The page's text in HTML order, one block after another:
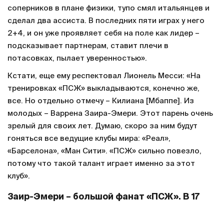
соперников в плане физики, тупо смял итальянцев и
сделал два ассиста. В последних пяти играх у него
2+4, и он уже проявляет себя на поле как лидер –
подсказывает партнерам, ставит плечи в
потасовках, пылает уверенностью».
Кстати, еще ему респектовал Лионель Месси: «На
тренировках «ПСЖ» выкладываются, конечно же,
все. Но отдельно отмечу – Килиана [Мбаппе]. Из
молодых – Варрена Заира-Эмери. Этот парень очень
зрелый для своих лет. Думаю, скоро за ним будут
гоняться все ведущие клубы мира: «Реал»,
«Барселона», «Ман Сити». «ПСЖ» сильно повезло,
потому что такой талант играет именно за этот
клуб».
Заир-Эмери – большой фанат «ПСЖ». В 17